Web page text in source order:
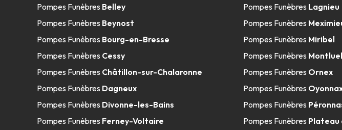
A votre écoute 24h/24 7j/7
Pompes Funèbres Belley
Pompes Funèbres Beynost
Pompes Funèbres Bourg-en-Bresse
Pompes Funèbres Cessy
Pompes Funèbres Châtillon-sur-Chalaronne
Pompes Funèbres Dagneux
Pompes Funèbres Divonne-les-Bains
Pompes Funèbres Ferney-Voltaire
Pompes Funèbres Lagnieu
Pompes Funèbres
Pompes Funèbres Miribel
Pompes Funèbres Montluel
Pompes Funèbres Ornex
Pompes Funèbres
Pompes Funèbres
Pompes Funèbres Plateau